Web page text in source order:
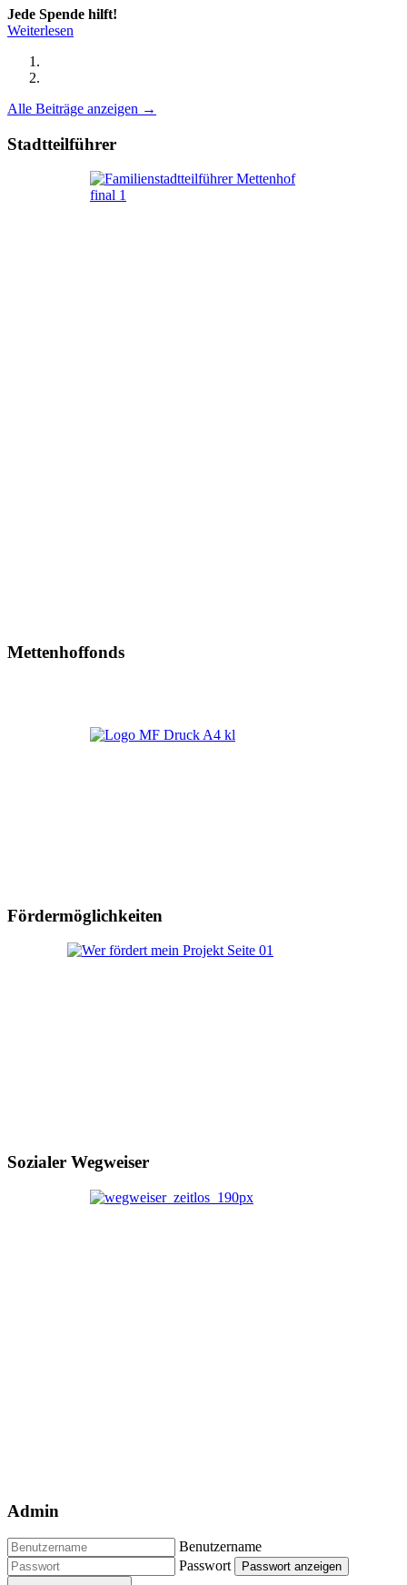
Jede Spende hilft!
Weiterlesen
Alle Beiträge anzeigen →
Stadtteilführer
Mettenhoffonds
Fördermöglichkeiten
Sozialer Wegweiser
Admin
Benutzername
Passwort
Passwort anzeigen